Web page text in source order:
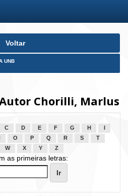
Voltar
UNB
Chorilli, Marlus
C D E F G H
O P Q R S
T
W X Y Z
as primeiras letras: